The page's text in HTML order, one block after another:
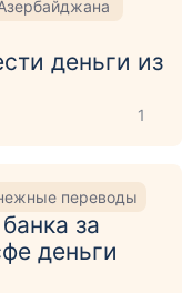
деньги из
1
переводы
за
деньги